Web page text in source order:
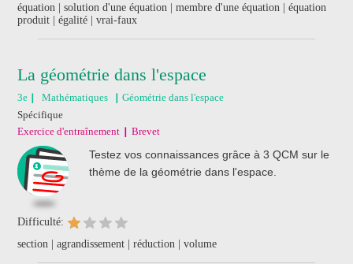
équation | solution d'une équation | membre d'une équation | équation
produit | égalité | vrai-faux
La géométrie dans l'espace
3e Mathématiques
Géométrie dans l'espace
Spécifique
Exercice d'entraînement
Brevet
Testez vos connaissances grâce à 3 QCM sur le
thème de la géométrie dans l'espace.
Difficulté:
section | agrandissement | réduction | volume